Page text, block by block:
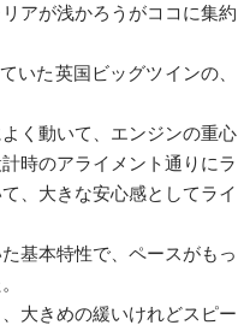
アが浅かろうがココに集約
いた英国ビッグツインの、
く動いて、エンジンの重心
時のアライメント通りにラ
、大きな安心感としてライ
基本特性で、ペースがもっ
大きめの緩いけれどスピー